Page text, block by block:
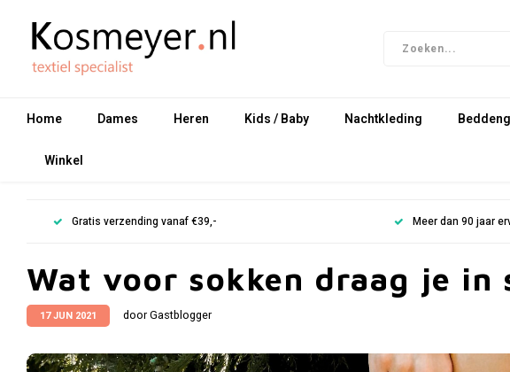
Home Dames Heren Kids / Baby Nachtkleding
Winkel
Gratis verzending vanaf €39,- Meer dan 90 jaar
Wat voor sokken draag je in
17 JUN 2021 door Gastblogger